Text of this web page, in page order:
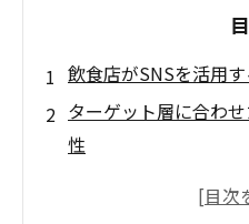
飲食店がSNSを活用
ターゲット層に合わ
性
フォロワーとのエン